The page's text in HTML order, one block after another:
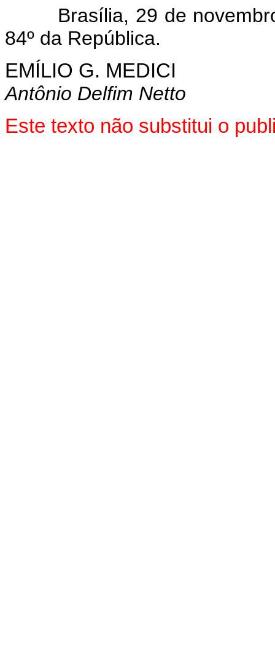
Brasília, 29 de novembro
84º da República.
EMÍLIO G. MEDICI
Antônio Delfim Netto
Este texto não substitui o